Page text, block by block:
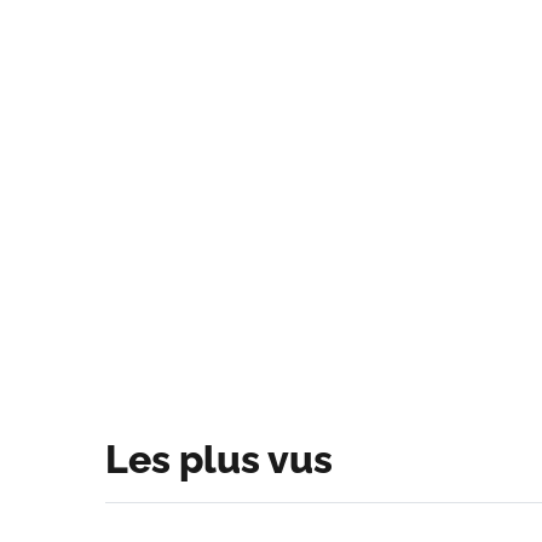
Les plus vus